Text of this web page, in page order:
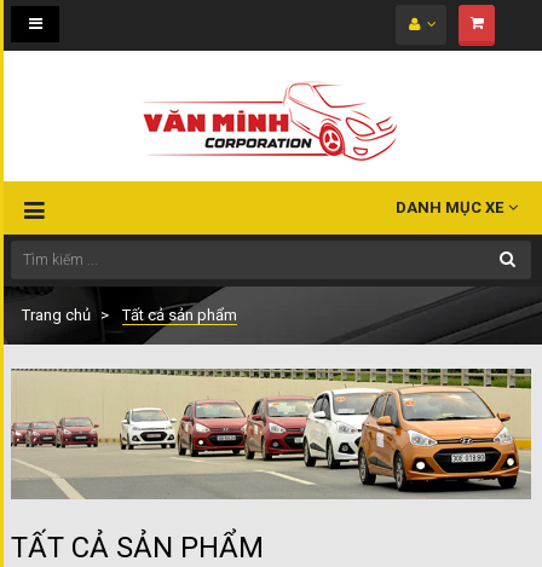
Toggle
navigation
DANH MỤC XE
Trang chủ Tất cả sản phẩm
TẤT CẢ SẢN PHẨM